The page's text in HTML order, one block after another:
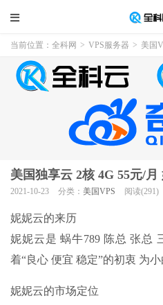
当前位置： 全科网 > VPS服务器 > 美国
美国独享云 2核 4G 55元/月
2021-10-23 分类： 美国VPS 阅读(291)
妮妮云的来历
妮妮云是蜗牛789 陈总 张总
着“良心 便宜 稳定”的初衷 为
妮妮云的市场定位